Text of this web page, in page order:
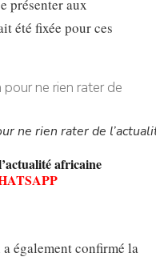
présenter aux
été fixée pour ces
ne rien rater de
africaine
également confirmé la